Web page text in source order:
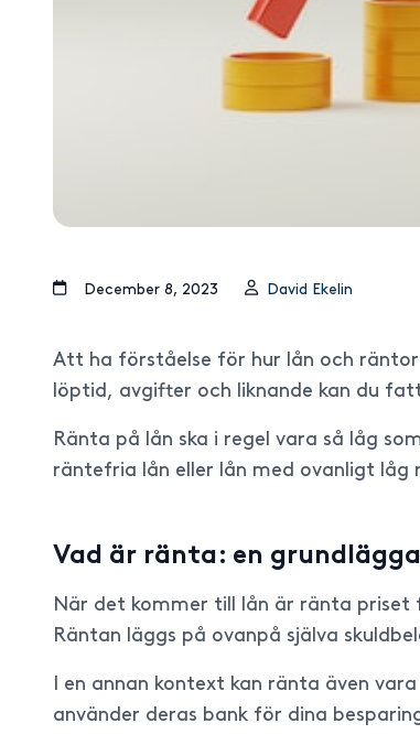
december 8, 2023 David Ekelin
Att ha förståelse för hur lån och
löptid, avgifter och liknande kan du
Ränta på lån ska i regel vara så låg
räntefria lån eller lån med ovanligt
Vad är ränta: en
När det kommer till lån är ränta
Räntan läggs på ovanpå själva
I en annan kontext kan ränta även
använder deras bank för dina